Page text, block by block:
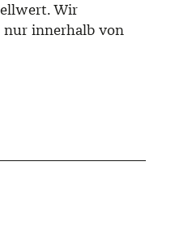
Wir
nur innerhalb von